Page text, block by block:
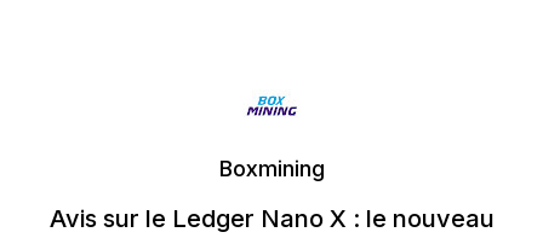
Boxmining
Avis sur le Ledger Nano X : le nouveau